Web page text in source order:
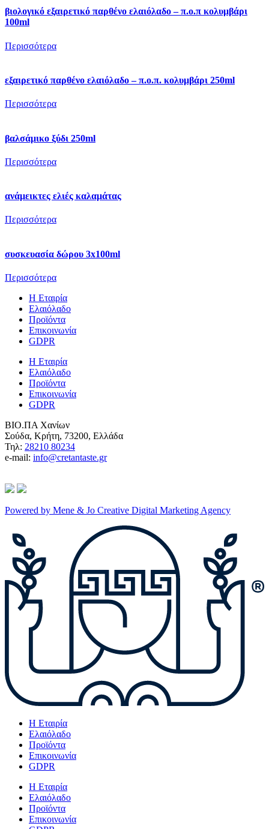
βιολογικό εξαιρετικό παρθένο ελαιόλαδο – π.ο.π κολυμβάρι
100ml
Περισσότερα
εξαιρετικό παρθένο ελαιόλαδο – π.ο.π. κολυμβάρι 250ml
Περισσότερα
βαλσάμικο ξύδι 250ml
Περισσότερα
ανάμεικτες ελιές καλαμάτας
Περισσότερα
συσκευασία δώρου 3x100ml
Περισσότερα
Η Εταιρία
Ελαιόλαδο
Προϊόντα
Επικοινωνία
GDPR
Η Εταιρία
Ελαιόλαδο
Προϊόντα
Επικοινωνία
GDPR
ΒΙΟ.ΠΑ Χανίων
Σούδα, Κρήτη, 73200, Ελλάδα
Τηλ: 28210 80234
e-mail: info@cretantaste.gr
Powered by Mene & Jo Creative Digital Marketing Agency
Η Εταιρία
Ελαιόλαδο
Προϊόντα
Επικοινωνία
GDPR
Η Εταιρία
Ελαιόλαδο
Προϊόντα
Επικοινωνία